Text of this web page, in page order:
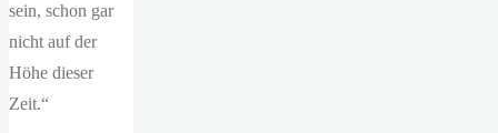
sein, schon gar
nicht auf der
Höhe dieser
Zeit.“